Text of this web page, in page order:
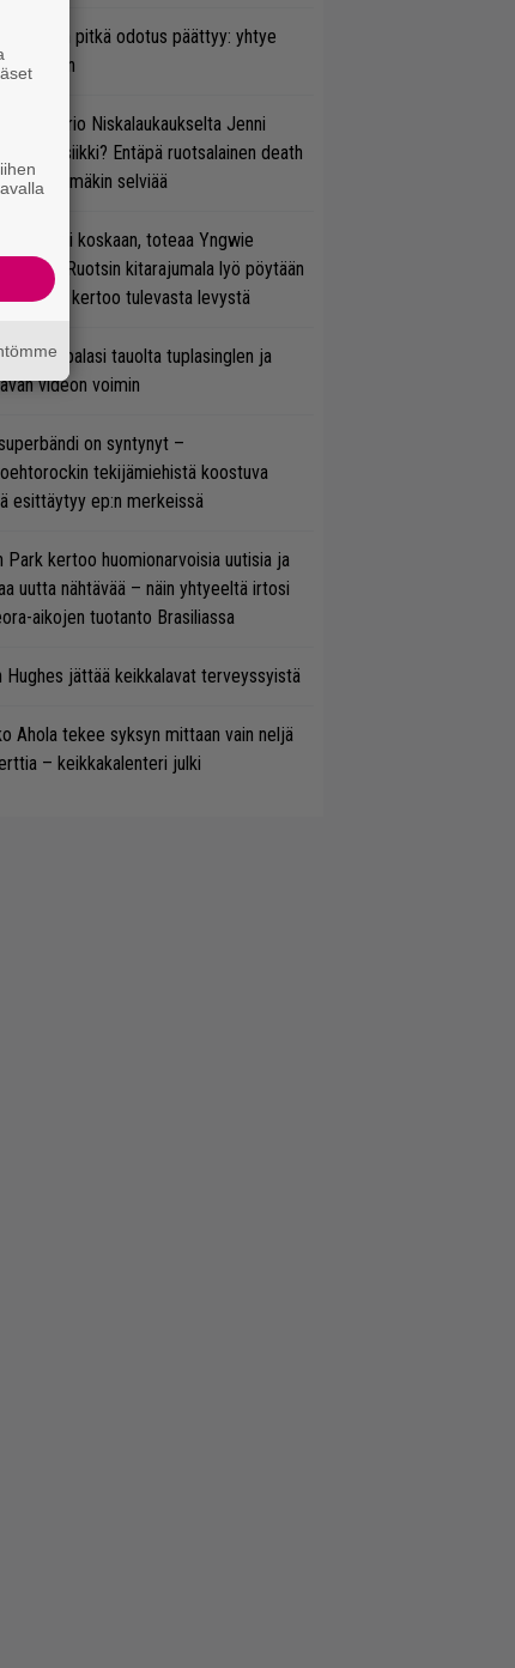
fanien pitkä odotus päättyy: yhtye
taipuu Trio Niskalaukaukselta Jenni
musiikki? Entäpä ruotsalainen death
Pian tämäkin selviää
nyt tai ei koskaan, toteaa Yngwie
– Ruotsin kitarajumala lyö pöytään
biisin ja kertoo tulevasta levystä
palasi tauolta tuplasinglen ja
videon voimin
on syntynyt –
tekijämiehistä koostuva
esittäytyy ep:n merkeissä
Park kertoo huomionarvoisia uutisia ja
uutta nähtävää – näin yhtyeeltä irtosi
aikojen tuotanto Brasiliassa
Hughes jättää keikkalavat terveyssyistä
Ahola tekee syksyn mittaan vain neljä
– keikkakalenteri julki